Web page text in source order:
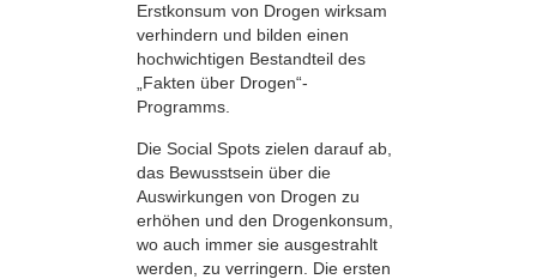
Erstkonsum von Drogen wirksam
verhindern und bilden einen
hochwichtigen Bestandteil des
„Fakten über Drogen“-
Programms.
Die Social Spots zielen darauf ab,
das Bewusstsein über die
Auswirkungen von Drogen zu
erhöhen und den Drogenkonsum,
wo auch immer sie ausgestrahlt
werden, zu verringern. Die ersten